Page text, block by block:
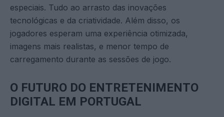
especiais. Tudo ao arrasto das inovações
tecnológicas e da criatividade. Além disso, os
jogadores esperam uma experiência otimizada,
imagens mais realistas, e menor tempo de
carregamento durante as sessões de jogo.
O FUTURO DO ENTRETENIMENTO
DIGITAL EM PORTUGAL